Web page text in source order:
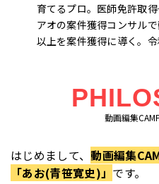
育てるプロ。医師免許取
アオの案件獲得コンサル
以上を案件獲得に導く。令
動画編集
はじめまして、動画編集
「あお(青笹寛史)」 です。